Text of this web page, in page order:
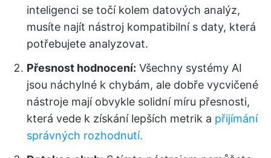
inteligenci se točí kolem datových analýz,
musíte najít nástroj kompatibilní s daty, která
potřebujete analyzovat.
Přesnost hodnocení: Všechny systémy AI
jsou náchylné k chybám, ale dobře vycvičené
nástroje mají obvykle solidní míru přesnosti,
která vede k získání lepších metrik a přijímání
správných rozhodnutí.